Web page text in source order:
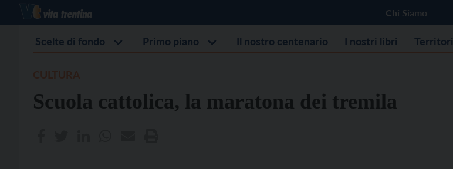
Chi Siamo
Scelte di fondo Primo piano Il nostro centenario I nostri libri Territori
Scuola cattolica, la maratona dei tremila